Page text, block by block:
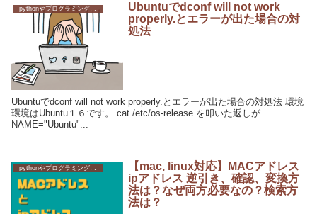
pythonやプログラミングへの挑戦
Ubuntuでdconf will not work
properly.とエラーが出た場合の対
処法
Ubuntuでdconf will not work properly.とエラーが出た場合の対処法 環境
環境はUbuntu１６です。 cat /etc/os-release を叩いた返しが
NAME="Ubuntu"...
pythonやプログラミングへの挑戦
【mac, linux対応】MACアドレス
ipアドレス 逆引き、確認、変換方
法は？なぜ両方必要なの？検索方
法は？